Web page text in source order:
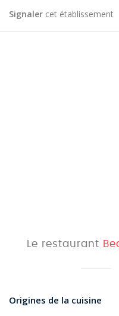
Signaler cet établissement
Le restaurant
Origines de la cuisine